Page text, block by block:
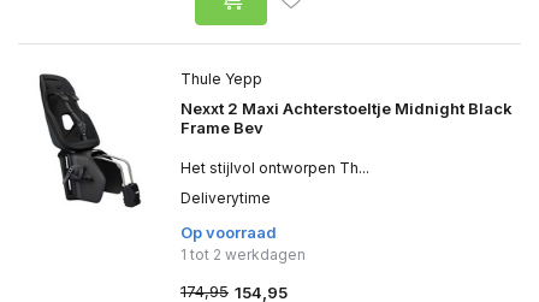
Thule Yepp
Nexxt 2 Maxi Achterstoeltje Midnight Black
Frame Bev
Het stijlvol ontworpen Th...
Deliverytime
Op voorraad
1 tot 2 werkdagen
174,95 154,95